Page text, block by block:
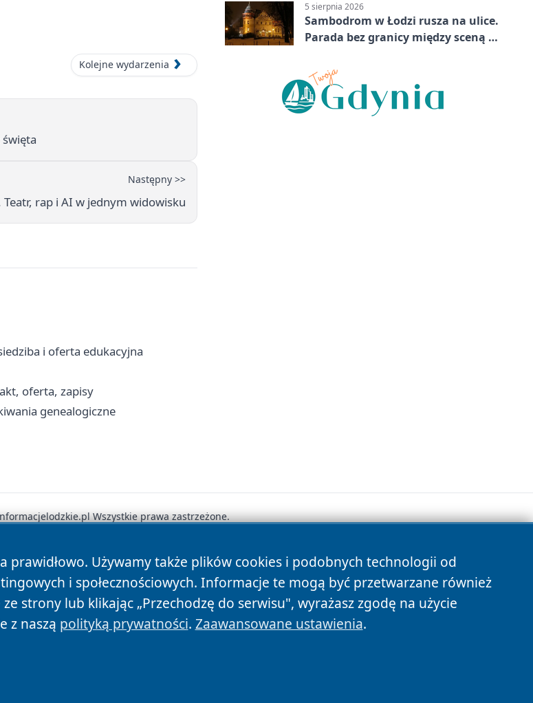
Kolejne wydarzenia
Następny >>
rap i AI w jednym widowisku
i oferta edukacyjna
oferta, zapisy
genealogiczne
5 sierpnia 2026
Sambodrom w Łodzi rusza na ulice.
Parada bez granicy między sceną a
prawidłowo. Używamy także plików cookies i podobnych technologii od
i społecznościowych. Informacje te mogą być przetwarzane również
strony lub klikając „Przechodzę do serwisu", wyrażasz zgodę na użycie
z naszą polityką prywatności. Zaawansowane ustawienia.
Wszystkie prawa zastrzeżone.
Polityka Prywatności Polityka Cookies